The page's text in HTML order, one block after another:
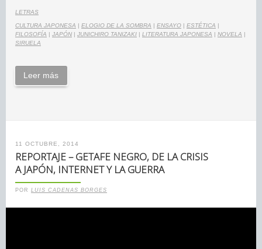
LETRAS
CULTURA JAPONESA ELOGIO DE LA SOMBRA ENSAYO ESTÉTICA
FILOSOFÍA
JAPÓN JUNICHIRO TANIZAKI LITERATURA JAPONESA NOVELA
SIRUELA
Leer más
11 OCTUBRE, 2014
REPORTAJE – GETAFE NEGRO, DE LA CRISIS
A JAPÓN, INTERNET Y LA GUERRA
POR LUIS CADENAS BORGES